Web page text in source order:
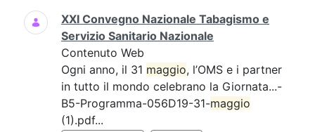
XXI Convegno Nazionale Tabagismo e
Servizio Sanitario Nazionale
Contenuto Web
Ogni anno, il 31 maggio, l’OMS e i partner
in tutto il mondo celebrano la Giornata...-
B5-Programma-056D19-31-maggio
(1).pdf...